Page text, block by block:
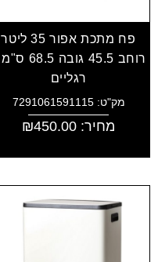
פח מתכת אפור 35 ליטר
רגליים
מק"ט: 7291061591115
מחיר: ₪450.00